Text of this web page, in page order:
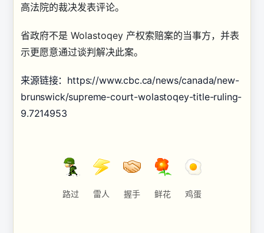
高法院的裁决发表评论。
省政府不是 Wolastoqey 产权索赔案的当事方，并表
示更愿意通过谈判解决此案。
来源链接：https://www.cbc.ca/news/canada/new-
brunswick/supreme-court-wolastoqey-title-ruling-
9.7214953
路过 雷人 握手 鲜花 鸡蛋